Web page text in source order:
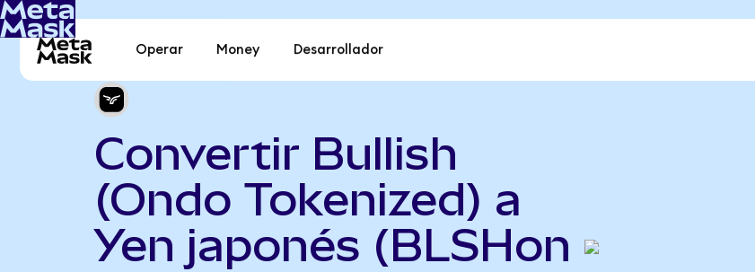
Operar Money Desarrollador
Convertir Bullish
(Ondo Tokenized) a
Yen japonés (BLSHon